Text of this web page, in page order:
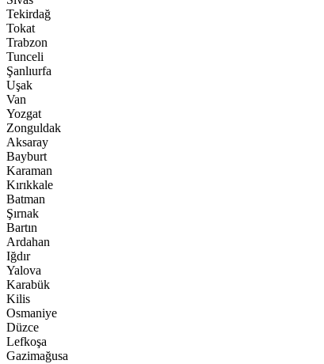
Tekirdağ
Tokat
Trabzon
Tunceli
Şanlıurfa
Uşak
Van
Yozgat
Zonguldak
Aksaray
Bayburt
Karaman
Kırıkkale
Batman
Şırnak
Bartın
Ardahan
Iğdır
Yalova
Karabük
Kilis
Osmaniye
Düzce
Lefkoşa
Gazimağusa